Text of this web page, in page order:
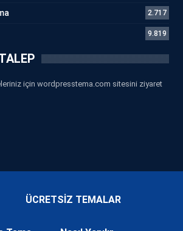
2.717
9.819
için wordpresstema.com sitesini ziyaret
ÜCRETSİZ TEMALAR